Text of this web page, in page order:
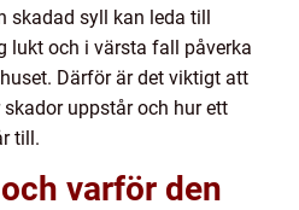
skadad syll kan leda till
lukt och i värsta fall påverka
Därför är det viktigt att
uppstår och hur ett
till.
varför den